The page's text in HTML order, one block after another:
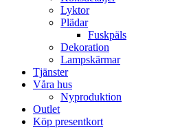
Lyktor
Plädar
Fuskpäls
Dekoration
Lampskärmar
Tjänster
Våra hus
Nyproduktion
Outlet
Köp presentkort